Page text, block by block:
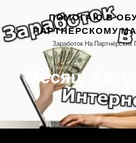
ПОМОГАЮ В
ПАРТНЁРСКОМУ
Заработок На
Месяц: